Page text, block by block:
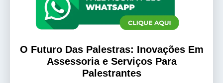
O Futuro Das Palestras: Inovações Em
Assessoria e Serviços Para
Palestrantes